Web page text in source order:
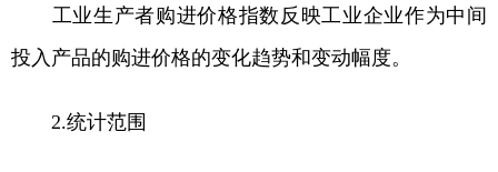
工业生产者购进价格指数反映工业企业作为中间
投入产品的购进价格的变化趋势和变动幅度。
2.统计范围